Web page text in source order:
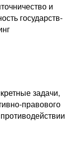
и
государств-
задачи,
правового